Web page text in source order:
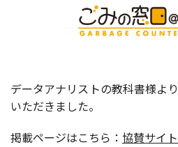
データアナリストの教科書様よ
いただきました。
掲載ページはこちら： 協賛サイト